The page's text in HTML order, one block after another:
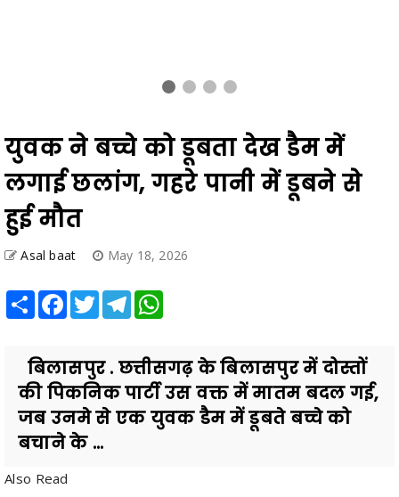
युवक ने बच्चे को डूबता देख डैम में
लगाई छलांग, गहरे पानी में डूबने से
हुई मौत
Asal baat
बिलासपुर . छत्तीसगढ़ के बिलासपुर में दोस्तों
जब उनमे से एक युवक डैम में डूबते बच्चे को
बचाने के ...
Also Read
विभाग के हत्थे चढ़े